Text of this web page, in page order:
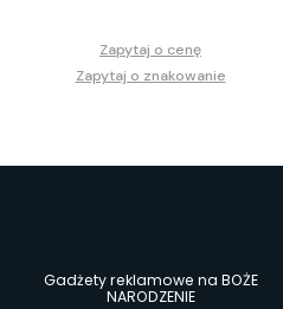
Zapytaj o cenę
Zapytaj o znakowanie
Gadżety reklamowe na BOŻE
NARODZENIE